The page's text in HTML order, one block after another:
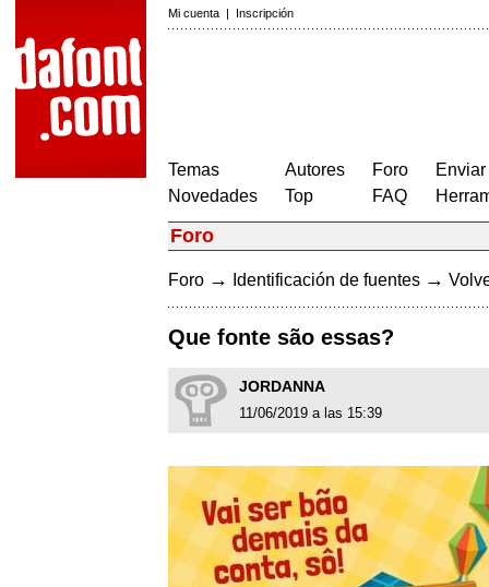
Mi cuenta | Inscripción
Temas
Novedades
Autores
Top
Foro
FAQ
Foro
Foro → Identificación de fuentes →
Que fonte são essas?
JORDANNA
11/06/2019 a las 15:39